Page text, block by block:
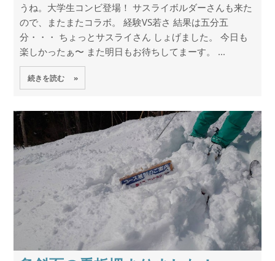
うね。大学生コンビ登場！ サスライボルダーさんも来た
ので、またまたコラボ。 経験VS若さ 結果は五分五
分・・・ ちょっとサスライさん しょげました。 今日も
楽しかったぁ〜 また明日もお待ちしてまーす。 ...
続きを読む »